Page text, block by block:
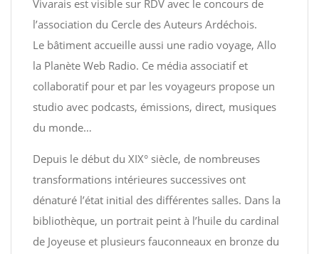
Vivarais est visible sur RDV avec le concours de
l’association du Cercle des Auteurs Ardéchois.
Le bâtiment accueille aussi une radio voyage, Allo
la Planète Web Radio. Ce média associatif et
collaboratif pour et par les voyageurs propose un
studio avec podcasts, émissions, direct, musiques
du monde…
Depuis le début du XIX° siècle, de nombreuses
transformations intérieures successives ont
dénaturé l’état initial des différentes salles. Dans la
bibliothèque, un portrait peint à l’huile du cardinal
de Joyeuse et plusieurs fauconneaux en bronze du